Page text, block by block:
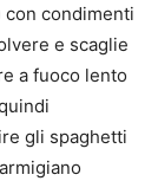
con condimenti
e scaglie
a fuoco lento
gli spaghetti